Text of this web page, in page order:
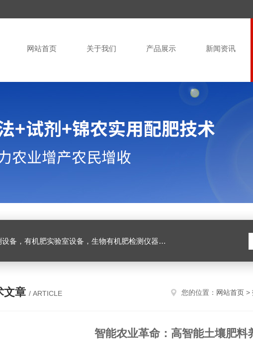
网站首页 关于我们 产品展示 新闻资讯
验室设备，生物有机肥检测仪器，有机肥化验仪，有机肥实验室建设
文章 / ARTICLE 您的位置： 网站首页 >
智能农业革命：高智能土壤肥料